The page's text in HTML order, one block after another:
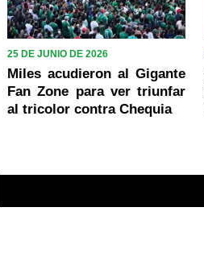
25 DE JUNIO DE 2026
Miles acudieron al Gigante
Fan Zone para ver triunfar
al tricolor contra Chequia